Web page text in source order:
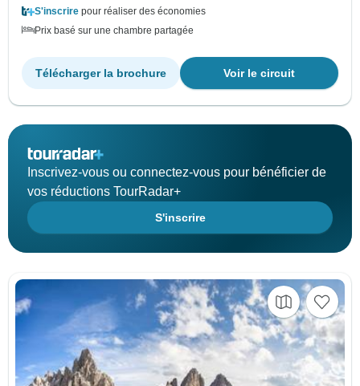
S'inscrire pour réaliser des économies
Prix basé sur une chambre partagée
Voir le circuit
Télécharger la brochure
Inscrivez-vous ou connectez-vous pour bénéficier de
vos réductions TourRadar+
S'inscrire